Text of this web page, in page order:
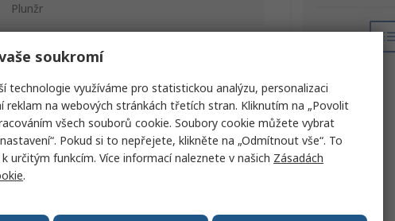
Plunžr
PXB
9 bar
Polyamid
soukromí
technologie využíváme pro statistickou analýzu, personalizaci
reklam na webových stránkách třetích stran. Kliknutím na „Povolit
všech souborů cookie. Soubory cookie můžete vybrat
Pokud si to nepřejete, klikněte na „Odmítnout vše“. To
určitým funkcím. Více informací naleznete v našich Zásadách
.